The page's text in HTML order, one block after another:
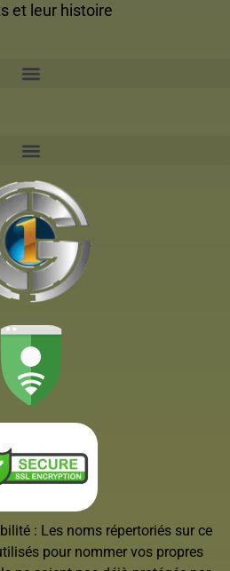
et leur histoire
: Les noms répertoriés sur ce
pour nommer vos propres